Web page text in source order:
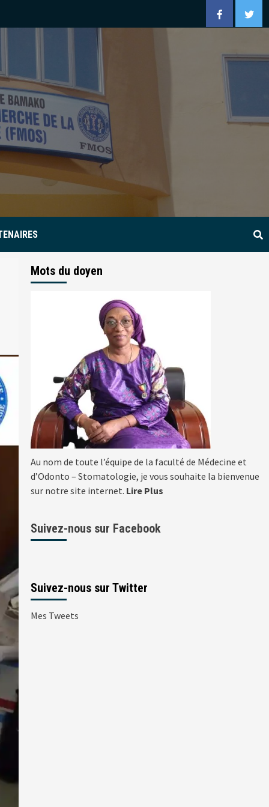
Facebook
Mots du doyen
Au nom de toute l’équipe de la faculté de Médecine et
d’Odonto – Stomatologie, je vous souhaite la bienvenue
sur notre site internet. Lire Plus
Suivez-nous sur Facebook
Suivez-nous sur Twitter
Mes Tweets